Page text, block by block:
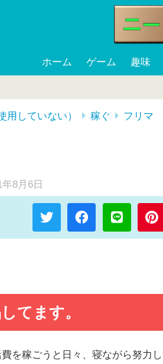
ホーム ゲーム 趣味
用していない） 稼ぐ フリマ
年8月6日
てます。
を稼ごうと日々、寝ながら努力し